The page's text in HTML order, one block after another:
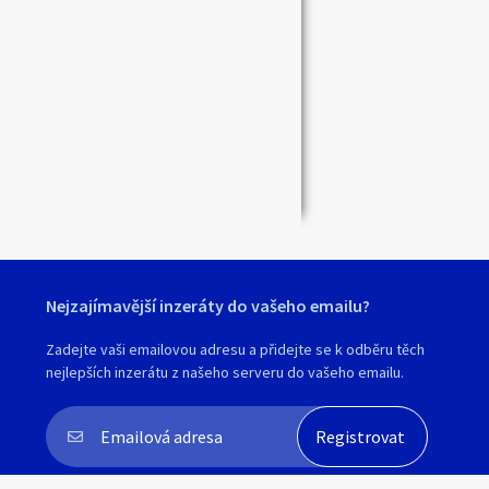
Nejzajímavější inzeráty do vašeho emailu?
Zadejte vaši emailovou adresu a přidejte se k odběru těch
nejlepších inzerátu z našeho serveru do vašeho emailu.